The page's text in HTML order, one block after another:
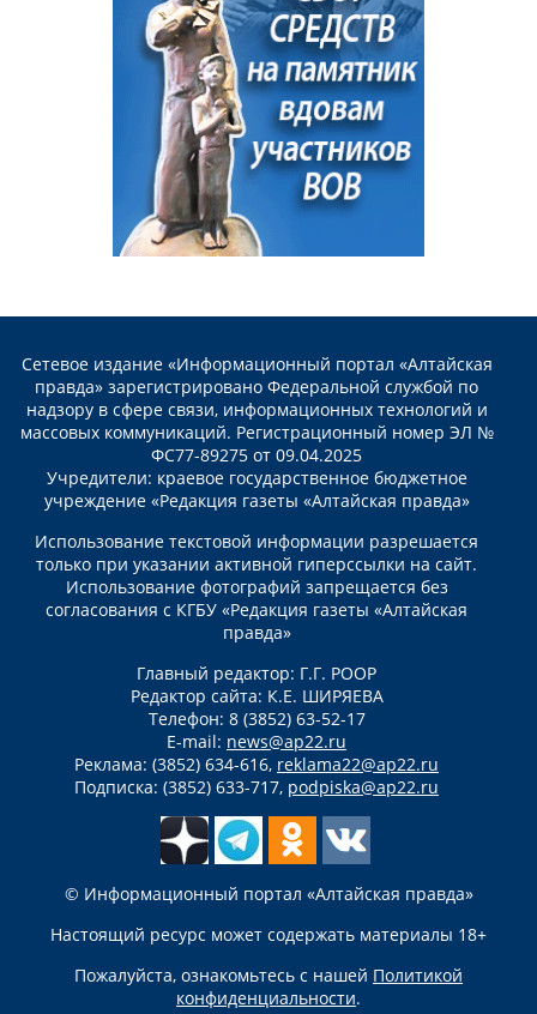
Сетевое издание «Информационный портал «Алтайская
правда» зарегистрировано Федеральной службой по
надзору в сфере связи, информационных технологий и
массовых коммуникаций. Регистрационный номер ЭЛ №
ФС77-89275 от 09.04.2025
Учредители: краевое государственное бюджетное
учреждение «Редакция газеты «Алтайская правда»
Использование текстовой информации разрешается
только при указании активной гиперссылки на сайт.
Использование фотографий запрещается без
согласования с КГБУ «Редакция газеты «Алтайская
правда»
Главный редактор: Г.Г. РООР
Редактор сайта: К.Е. ШИРЯЕВА
Телефон: 8 (3852) 63-52-17
E-mail: news@ap22.ru
Реклама: (3852) 634-616, reklama22@ap22.ru
Подписка: (3852) 633-717, podpiska@ap22.ru
© Информационный портал «Алтайская правда»
Настоящий ресурс может содержать материалы 18+
Пожалуйста, ознакомьтесь с нашей Политикой
конфиденциальности.